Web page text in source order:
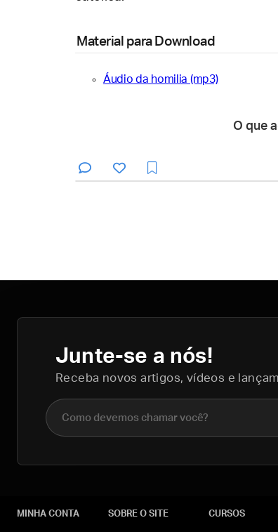
Material para Download
Áudio da homilia (mp3)
O que
Junte-se a nós!
Receba novos artigos, vídeos e
Nome completo
MINHA CONTA SOBRE O SITE CURSOS